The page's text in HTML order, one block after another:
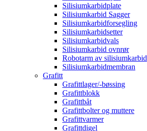
Silisiumkarbidplate
Silisiumkarbid Sagger
Silisiumkarbidforsegling
Silisiumkarbidsetter
Silisiumkarbidvals
Silisiumkarbid ovnrør
Robotarm av silisiumkarbid
Silisiumkarbidmembran
Grafitt
Grafittlager/-bøssing
Grafittblokk
Grafittbåt
Grafittbolter og muttere
Grafittvarmer
Grafittdigel